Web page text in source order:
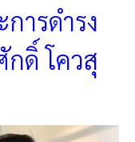
ารดำรง
ดิ์ โควสุ